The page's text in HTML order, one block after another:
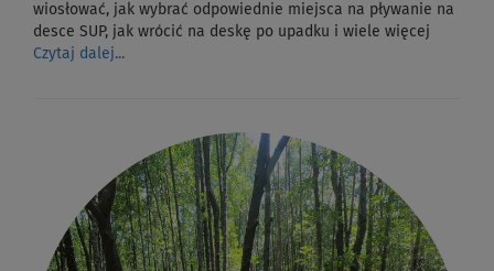
wiosłować, jak wybrać odpowiednie miejsca na pływanie na
desce SUP, jak wrócić na deskę po upadku i wiele więcej
Czytaj dalej...